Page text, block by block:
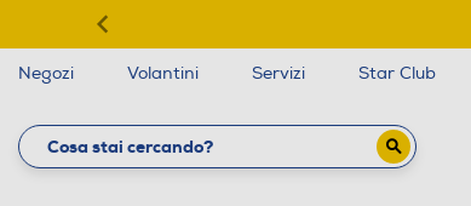
Negozi Volantini Servizi Star Club